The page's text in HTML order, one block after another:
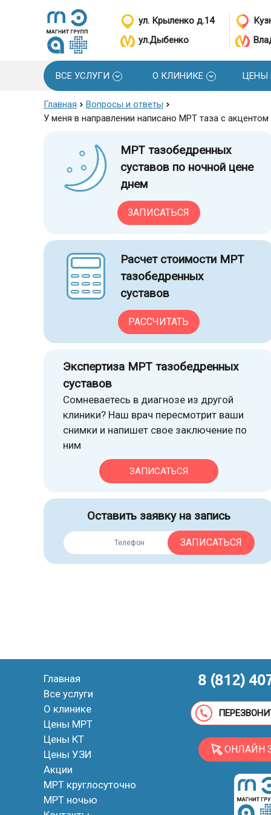
ул. Крыленко д.14
ул.Дыбенко
ВСЕ УСЛУГИ О КЛИНИКЕ ЦЕНЫ
Главная
Вопросы и ответы
У меня в направлении написано МРТ таза с
МРТ тазобедренных
суставов по ночной цене
днем
ЗАПИСАТЬСЯ
Расчет стоимости МРТ
тазобедренных
суставов
РАССЧИТАТЬ
Экспертиза МРТ тазобедренных
суставов
Сомневаетесь в диагнозе из другой
клиники? Наш врач пересмотрит ваши
снимки и напишет свое заключение по
ним
ЗАПИСАТЬСЯ
Оставить заявку на запись
ЗАПИСАТЬСЯ
Главная
Все услуги
О клинике
Цены МРТ
Цены КТ
Цены УЗИ
Акции
МРТ круглосуточно
МРТ ночью
8 (812)
ОНЛАЙН